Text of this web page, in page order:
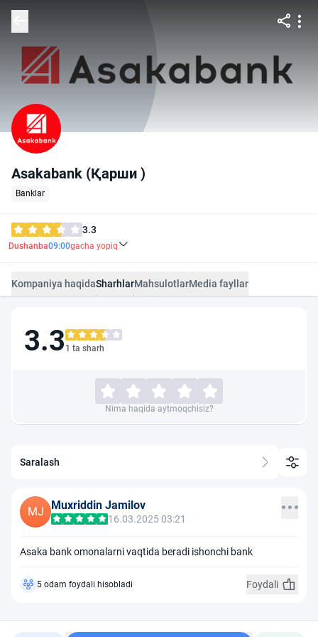
Asakabank (Қарши )
Banklar
3.3
Dushanba09:00gacha yopiq
Kompaniya haqidaSharhlarMahsulotlarMedia fayllar
3.3 1 ta sharh
Nima haqida aytmoqchisiz?
Saralash
MJ Muxriddin Jamilov
16.03.2025 03:21
Asaka bank omonalarni vaqtida beradi ishonchi bank
Foydali
5 odam foydali hisobladi